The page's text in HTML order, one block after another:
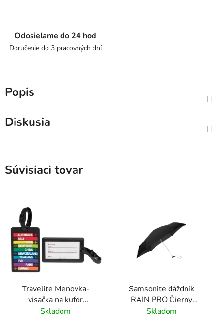
Odosielame do 24 hod
Doručenie do 3 pracovných dní
Popis
Diskusia
Súvisiaci tovar
Travelite Menovka-
visačka na kufor
Multicolor Cities
Skladom
Samsonite dáždnik
RAIN PRO Čierny
skladací manuálny
Skladom